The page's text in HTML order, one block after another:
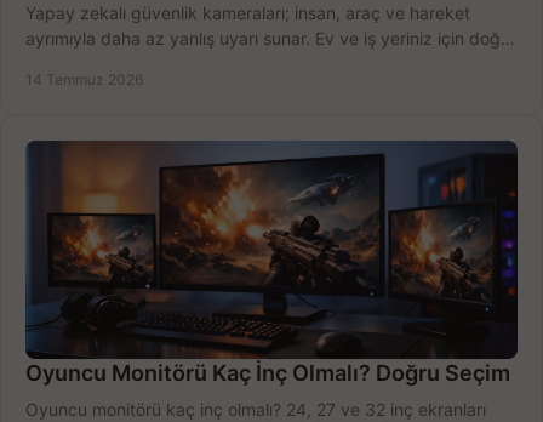
Yapay zekalı güvenlik kameraları; insan, araç ve hareket
ayrımıyla daha az yanlış uyarı sunar. Ev ve iş yeriniz için doğru
14 Temmuz 2026
Oyuncu Monitörü Kaç İnç Olmalı? Doğru Seçim
Oyuncu monitörü kaç inç olmalı? 24, 27 ve 32 inç ekranları